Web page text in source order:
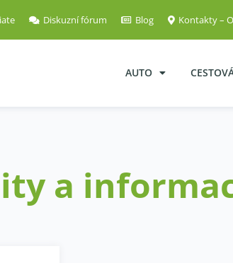
Diskuzní fórum Blog Kontakty –
AUTO
a